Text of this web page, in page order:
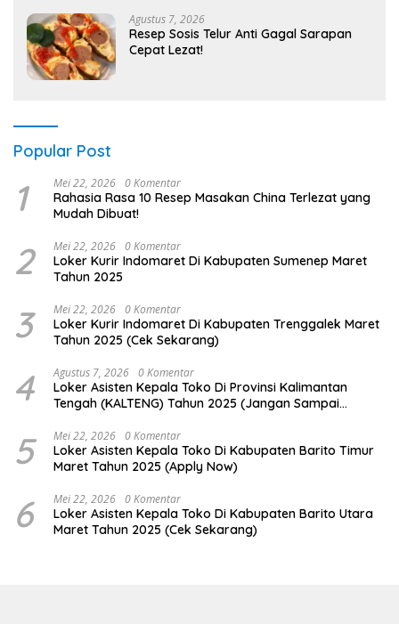
Agustus 7, 2026
Resep Sosis Telur Anti Gagal Sarapan
Cepat Lezat!
Popular Post
1 Mei 22, 2026 0 Komentar
Rahasia Rasa 10 Resep Masakan China Terlezat yang
Mudah Dibuat!
2 Mei 22, 2026 0 Komentar
Loker Kurir Indomaret Di Kabupaten Sumenep Maret
Tahun 2025
3 Mei 22, 2026 0 Komentar
Loker Kurir Indomaret Di Kabupaten Trenggalek Maret
Tahun 2025 (Cek Sekarang)
4 Agustus 7, 2026 0 Komentar
Loker Asisten Kepala Toko Di Provinsi Kalimantan
Tengah (KALTENG) Tahun 2025 (Jangan Sampai
5 Mei 22, 2026 0 Komentar
Loker Asisten Kepala Toko Di Kabupaten Barito Timur
Maret Tahun 2025 (Apply Now)
6 Mei 22, 2026 0 Komentar
Loker Asisten Kepala Toko Di Kabupaten Barito Utara
Maret Tahun 2025 (Cek Sekarang)